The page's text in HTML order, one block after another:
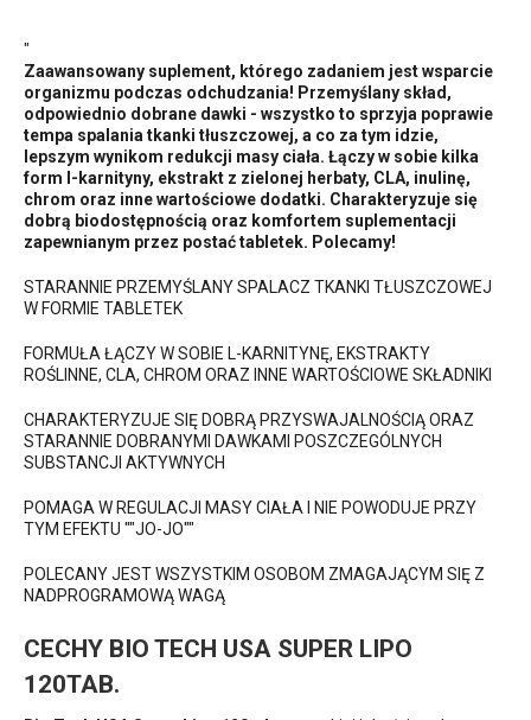
"
Zaawansowany suplement, którego zadaniem jest wsparcie
organizmu podczas odchudzania! Przemyślany skład,
odpowiednio dobrane dawki - wszystko to sprzyja poprawie
tempa spalania tkanki tłuszczowej, a co za tym idzie,
lepszym wynikom redukcji masy ciała. Łączy w sobie kilka
form l-karnityny, ekstrakt z zielonej herbaty, CLA, inulinę,
chrom oraz inne wartościowe dodatki. Charakteryzuje się
dobrą biodostępnością oraz komfortem suplementacji
zapewnianym przez postać tabletek. Polecamy!
STARANNIE PRZEMYŚLANY SPALACZ TKANKI TŁUSZCZOWEJ
W FORMIE TABLETEK
FORMUŁA ŁĄCZY W SOBIE L-KARNITYNĘ, EKSTRAKTY
ROŚLINNE, CLA, CHROM ORAZ INNE WARTOŚCIOWE SKŁADNIKI
CHARAKTERYZUJE SIĘ DOBRĄ PRZYSWAJALNOŚCIĄ ORAZ
STARANNIE DOBRANYMI DAWKAMI POSZCZEGÓLNYCH
SUBSTANCJI AKTYWNYCH
POMAGA W REGULACJI MASY CIAŁA I NIE POWODUJE PRZY
TYM EFEKTU ""JO-JO""
POLECANY JEST WSZYSTKIM OSOBOM ZMAGAJĄCYM SIĘ Z
NADPROGRAMOWĄ WAGĄ
CECHY BIO TECH USA SUPER LIPO
120TAB.